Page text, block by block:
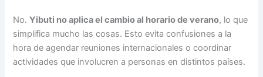
No.Yibuti no aplica el cambio al horario de verano, lo que
simplifica mucho las cosas. Esto evita confusiones a la
hora de agendar reuniones internacionales o coordinar
actividades que involucren a personas en distintos países.